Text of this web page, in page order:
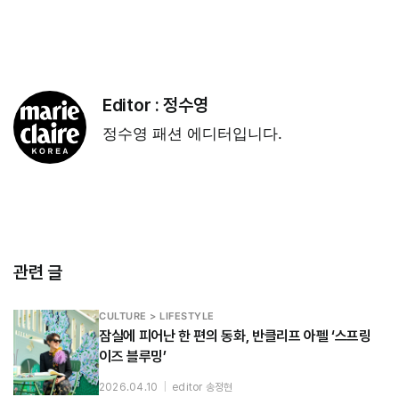
Editor :정수영
정수영 패션 에디터입니다.
관련 글
CULTURE > LIFESTYLE
잠실에 피어난 한 편의 동화, 반클리프 아펠 ‘스프링
이즈 블루밍’
2026.04.10 editor 송정현